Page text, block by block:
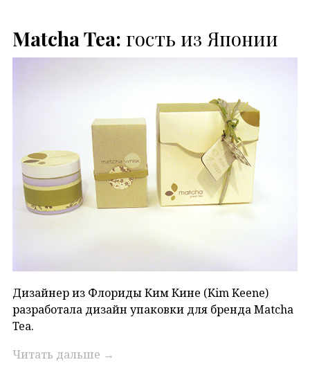
Matcha Tea: гость из Японии
Дизайнер из Флориды Ким Кине (Kim Keene)
разработала дизайн упаковки для бренда Matcha
Tea.
Читать дальше →